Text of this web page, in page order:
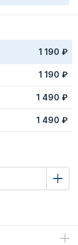
1 190 ₽
1 190 ₽
1 490 ₽
1 490 ₽